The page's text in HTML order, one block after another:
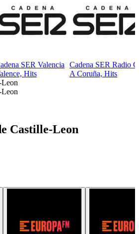
SER Valencia
Hits
Cadena SER Radio
A Coruña, Hits
Leon
Leon
Castille-Leon